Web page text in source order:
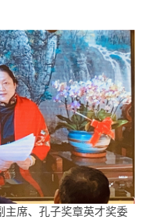
主席、孔子奖章英才奖委